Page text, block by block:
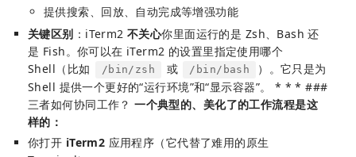
提供搜索、回放、自动完成等增强功能
关键区别 ：iTerm2不关心你里面运行的是 Zsh、Bash 还
是 Fish。你可以在 iTerm2 的设置里指定使用哪个
Shell（比如
/bin/zsh 或 /bin/bash
）。它只是为
Shell 提供一个更好的“运行环境”和“显示容器”。 * * * ###
三者如何协同工作？一个典型的、美化了的工作流程是这
样的：
你打开 iTerm2 应用程序（它代替了难用的原生